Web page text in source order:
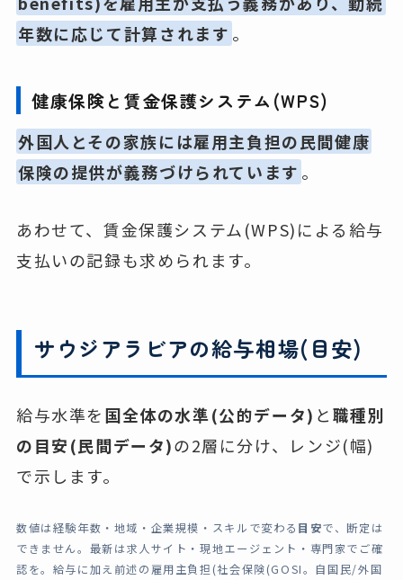
年数に応じて計算されます 。
健康保険と賃金保護システム(WPS)
外国人とその家族には雇用主負担の民間健康
保険の提供が義務づけられています 。
あわせて、賃金保護システム(WPS)による給与
支払いの記録も求められます。
サウジアラビアの給与相場(目安)
給与水準を国全体の水準(公的データ) と職種別
の目安(民間データ)の2層に分け、レンジ(幅)
で示します。
数値は経験年数・地域・企業規模・スキルで変わる 目安で、断定は
できません。最新は求人サイト・現地エージェント・専門家でご確
認を。給与に加え前述の雇用主負担(社会保険(GOSI。自国民/外国